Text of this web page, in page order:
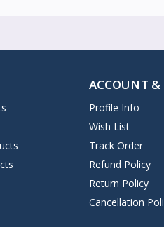
ACCOUNT
Profile Info
Wish List
Track Order
Refund Policy
Return Policy
Cancellation